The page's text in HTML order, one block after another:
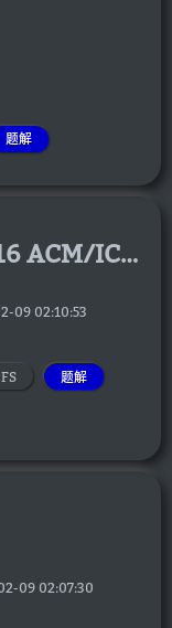
题解
HDU 5889.Barricade(2016 ACM/ICPC Asia Regional Qingdao Online)
09 02:10:53
题解
09 02:07:30